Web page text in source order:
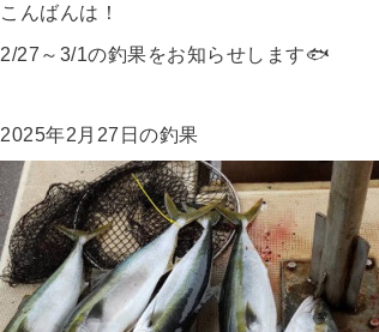
こんばんは！
2/27～3/1の釣果をお知らせします🐟
2025年2月27日の釣果